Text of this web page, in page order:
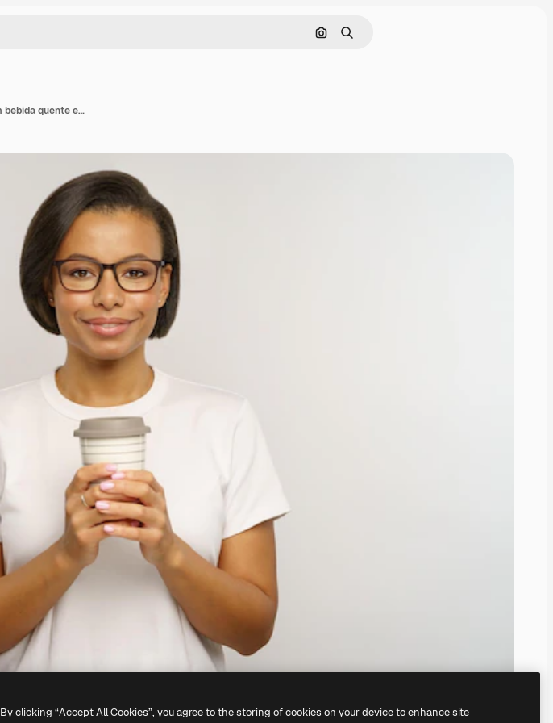
Pesquisar por imagem
Buscar
Mulher africana segurando papel xícara de café garota com bebida quente em takeaway caneca bebida coffeetogo
By clicking “Accept All Cookies”, you agree to the storing of cookies on your device to enhance site